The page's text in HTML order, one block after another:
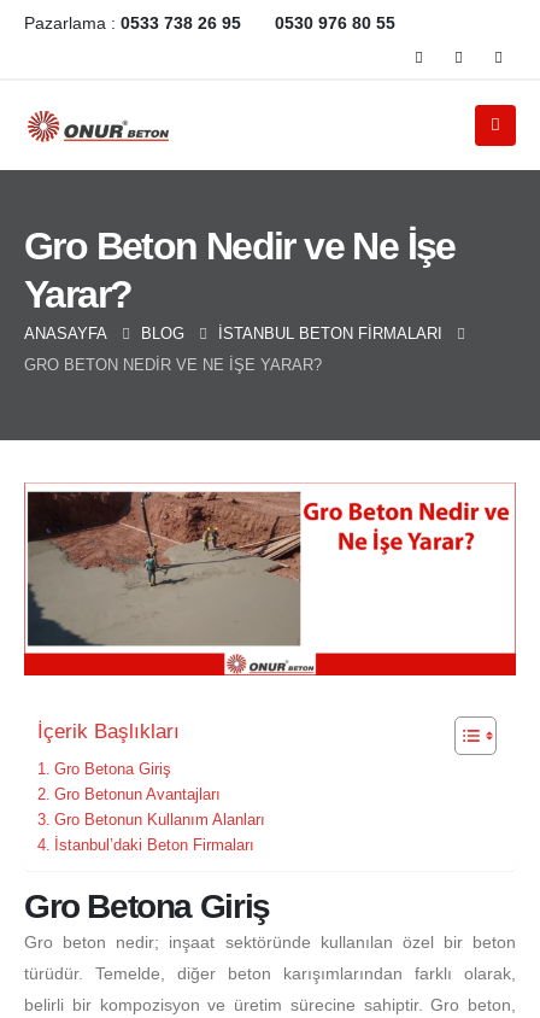
Pazarlama : 0533 738 26 95 0530 976 80 55
Gro Beton Nedir ve Ne İşe
Yarar?
ANASAYFA BLOG
İSTANBUL BETON FIRMALARI
GRO BETON NEDIR VE NE İŞE YARAR?
İçerik Başlıkları
Gro Betona Giriş
Gro Betonun Avantajları
Gro Betonun Kullanım Alanları
İstanbul’daki Beton Firmaları
Gro Betona Giriş
Gro beton nedir; inşaat sektöründe kullanılan özel bir beton
türüdür. Temelde, diğer beton karışımlarından farklı olarak,
belirli bir kompozisyon ve üretim sürecine sahiptir. Gro beton,